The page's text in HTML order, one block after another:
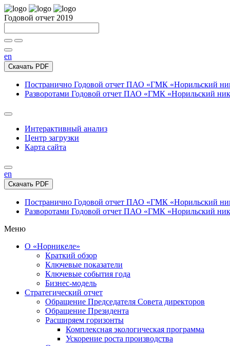
Годовой отчет 2019
en
Скачать PDF
Постранично Годовой отчет ПАО «ГМК «Норильский
Разворотами Годовой отчет ПАО «ГМК «Норильский
Интерактивный анализ
Центр загрузки
Карта сайта
en
Скачать PDF
Постранично Годовой отчет ПАО «ГМК «Норильский
Разворотами Годовой отчет ПАО «ГМК «Норильский
Меню
О «Норникеле»
Краткий обзор
Ключевые показатели
Ключевые события года
Бизнес-модель
Стратегический отчет
Обращение Председателя Совета директоров
Обращение Президента
Расширяем горизонты
Комплексная экологическая программа
Ускорение роста производства